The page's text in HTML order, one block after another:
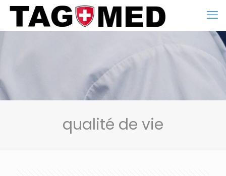
qualité de vie